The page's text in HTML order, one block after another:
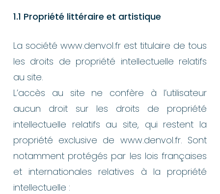
1.1 Propriété littéraire et artistique
La société www.denvol.fr est titulaire de tous
les droits de propriété intellectuelle relatifs
au site.
L’accès au site ne confère à l’utilisateur
aucun droit sur les droits de propriété
intellectuelle relatifs au site, qui restent la
propriété exclusive de www.denvol.fr. Sont
notamment protégés par les lois françaises
et internationales relatives à la propriété
intellectuelle :